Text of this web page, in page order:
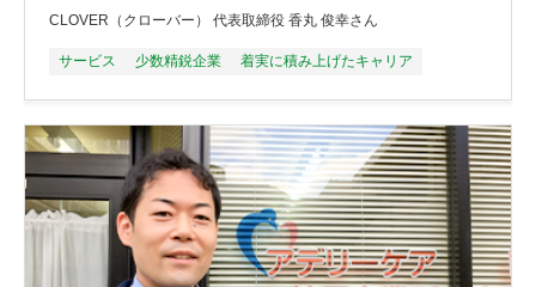
CLOVER（クローバー） 代表取締役 香丸 俊幸さん
サービス 少数精鋭企業 着実に積み上げたキャリア